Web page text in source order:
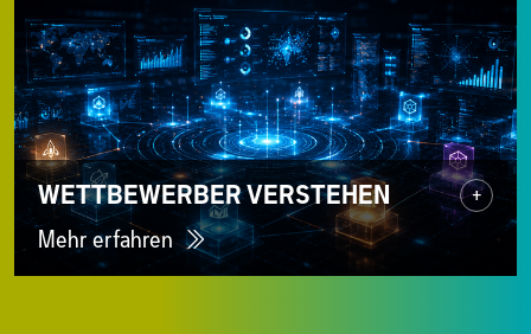
WETTBEWERBER VERSTEHEN +
Mehr erfahren